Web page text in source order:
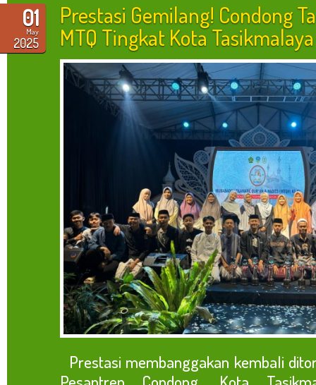
01
May
2025
Prestasi Gemilang! Condong
MTQ Tingkat Kota Tasikmalaya
Prestasi membanggakan kembali